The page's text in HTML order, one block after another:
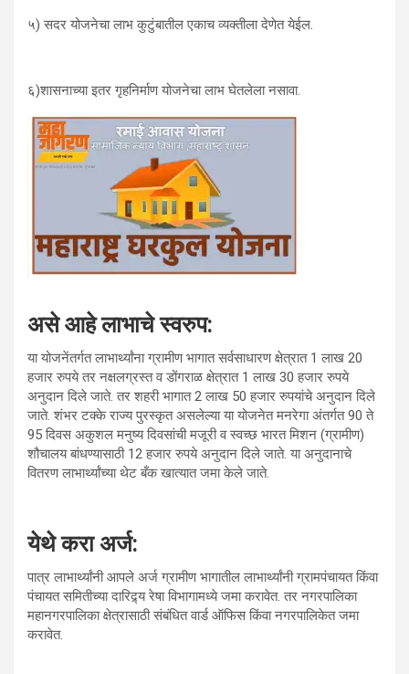
५) सदर योजनेचा लाभ कुटुंबातील एकाच व्यक्तीला देणेत येईल.
६)शासनाच्या इतर गृहनिर्माण योजनेचा लाभ घेतलेला नसावा.
असे आहे लाभाचे स्वरुप:
या योजनेंतर्गत लाभार्थ्यांना ग्रामीण भागात सर्वसाधारण क्षेत्रात 1 लाख 20
हजार रुपये तर नक्षलग्रस्त व डोंगराळ क्षेत्रात 1 लाख 30 हजार रुपये
अनुदान दिले जाते. तर शहरी भागात 2 लाख 50 हजार रुपयांचे अनुदान दिले
जाते. शंभर टक्के राज्य पुरस्कृत असलेल्या या योजनेत मनरेगा अंतर्गत 90 ते
95 दिवस अकुशल मनुष्य दिवसांची मजूरी व स्वच्छ भारत मिशन (ग्रामीण)
शौचालय बांधण्यासाठी 12 हजार रुपये अनुदान दिले जाते. या अनुदानाचे
वितरण लाभार्थ्यांच्या थेट बँक खात्यात जमा केले जाते.
येथे करा अर्ज:
पात्र लाभार्थ्यांनी आपले अर्ज ग्रामीण भागातील लाभार्थ्यांनी ग्रामपंचायत किंवा
पंचायत समितीच्या दारिद्र्य रेषा विभागामध्ये जमा करावेत. तर नगरपालिका
महानगरपालिका क्षेत्रासाठी संबंधित वार्ड ऑफिस किंवा नगरपालिकेत जमा
करावेत.